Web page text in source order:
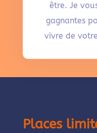
être. Je
gagnantes
vivre de
Places